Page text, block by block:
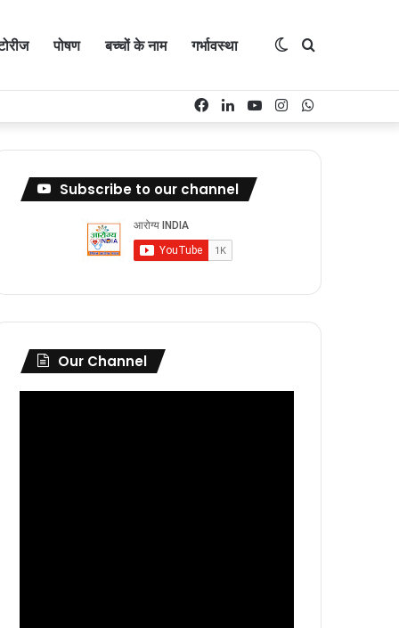
पोषण बच्चों के नाम गर्भावस्था Search
Switch
Instagram
YouTube
LinkedIn
Facebook
Subscribe to our channel
Our Channel